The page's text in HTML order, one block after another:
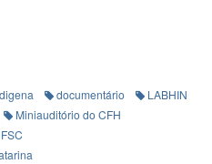
documentário
LABHIN
Miniauditório do CFH